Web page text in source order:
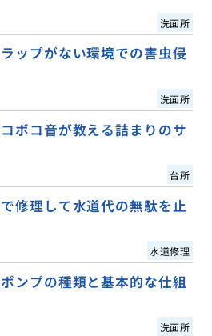
洗面所
ップがない環境での害虫侵
洗面所
ボコ音が教える詰まりのサ
台所
修理して水道代の無駄を止
水道修理
ンプの種類と基本的な仕組
洗面所